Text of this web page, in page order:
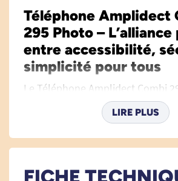
Téléphone Amplidect
295 Photo –
entre accessibilité,
simplicité pour tous
Le Téléphone Amplidect Combi
une solution de téléphonie
confort d’utilisation, fiabilité et
personnes âgées ou à mobilité
facilité d’utilisation et la sécurité,
LIRE PLUS